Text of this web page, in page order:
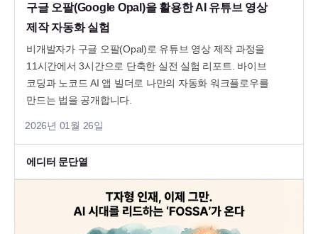
구글 오팔(Google Opal)을 활용한 AI 유튜브 영상
제작 자동화 실험
비개발자가 구글 오팔(Opal)로 유튜브 영상 제작 과정을
11시간에서 3시간으로 단축한 실전 실험 리포트. 바이브
코딩과 노코드 AI 앱 빌더로 나만의 자동화 워크플로우를
만드는 법을 공개합니다.
2026년 01월 26일
에디터 문단열